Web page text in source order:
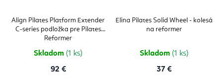
Align Pilates Platform Extender
C-series podložka pre Pilates
Reformer
Skladom (1 ks)
92 €
Elina Pilates Solid Wheel - kolesá
na reformer
Skladom (1 ks)
37 €